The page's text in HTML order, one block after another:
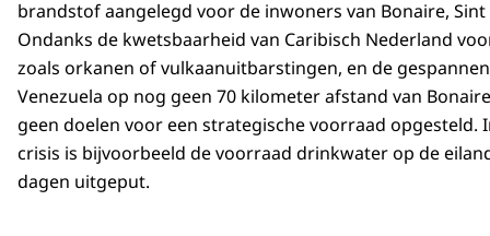
brandstof aangelegd voor de inwoners van Bonaire, Sint
Ondanks de kwetsbaarheid van Caribisch Nederland
zoals orkanen of vulkaanuitbarstingen, en de
Venezuela op nog geen 70 kilometer afstand van
geen doelen voor een strategische voorraad opgesteld.
crisis is bijvoorbeeld de voorraad drinkwater op de
dagen uitgeput.